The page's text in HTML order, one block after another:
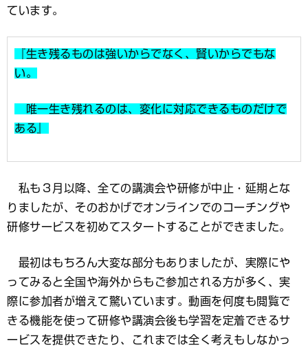
ています。
『生き残るものは強いからでなく、賢いからでもな
い。
唯一生き残れるのは、変化に対応できるものだけで
ある』
私も３月以降、全ての講演会や研修が中止・延期とな
りましたが、そのおかげでオンラインでのコーチングや
研修サービスを初めてスタートすることができました。
最初はもちろん大変な部分もありましたが、実際にや
ってみると全国や海外からもご参加される方が多く、実
際に参加者が増えて驚いています。動画を何度も閲覧で
きる機能を使って研修や講演会後も学習を定着できるサ
ービスを提供できたり、これまでは全く考えもしなかっ